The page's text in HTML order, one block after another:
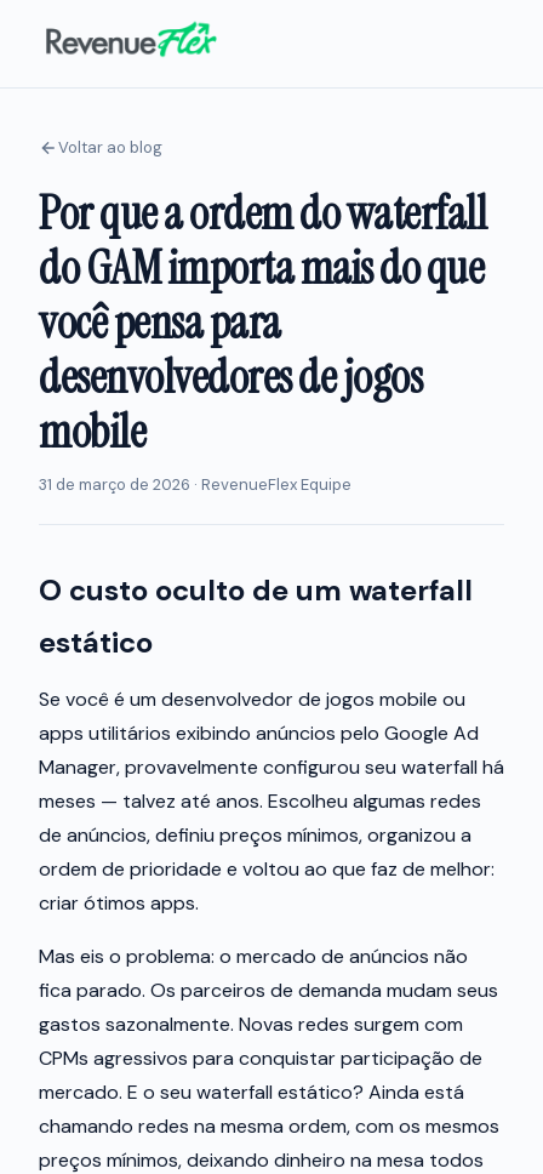
Voltar ao blog
Por que a ordem do waterfall
do GAM importa mais do que
você pensa para
desenvolvedores de jogos
mobile
31 de março de 2026 · RevenueFlex Equipe
O custo oculto de um waterfall
estático
Se você é um desenvolvedor de jogos mobile ou
apps utilitários exibindo anúncios pelo Google Ad
Manager, provavelmente configurou seu waterfall há
meses — talvez até anos. Escolheu algumas redes
de anúncios, definiu preços mínimos, organizou a
ordem de prioridade e voltou ao que faz de melhor:
criar ótimos apps.
Mas eis o problema: o mercado de anúncios não
fica parado. Os parceiros de demanda mudam seus
gastos sazonalmente. Novas redes surgem com
CPMs agressivos para conquistar participação de
mercado. E o seu waterfall estático? Ainda está
chamando redes na mesma ordem, com os mesmos
preços mínimos, deixando dinheiro na mesa todos